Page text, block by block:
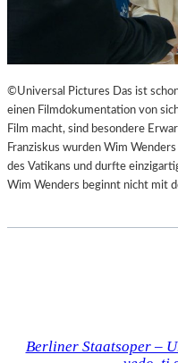
©Universal Pictures Das ist
einen Filmdokumentation von
Film macht, sind besondere
Franziskus wurden Wim
des Vatikans und durfte
Wim Wenders beginnt nicht mit
Berliner Staatsoper –